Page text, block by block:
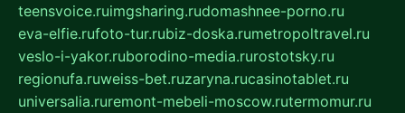
teensvoice.ruimgsharing.rudomashnee-porno.ru
eva-elfie.rufoto-tur.rubiz-doska.rumetropoltravel.ru
veslo-i-yakor.ruborodino-media.rurostotsky.ru
regionufa.ruweiss-bet.ruzaryna.rucasinotablet.ru
universalia.ruremont-mebeli-moscow.rutermomur.ru